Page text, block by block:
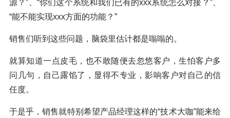
源？”、“你们这个系统和我们已有的xxx系统怎么对接？”、
“能不能实现xxx方面的功能？”
销售们听到这些问题，脑袋里估计都是嗡嗡的。
就算知道一点皮毛，也不敢随便去忽悠客户，生怕客户多
问几句，自己露馅了，显得不专业，影响客户对自己的信
任度。
于是乎，销售就特别希望产品经理这样的“技术大咖”能来给